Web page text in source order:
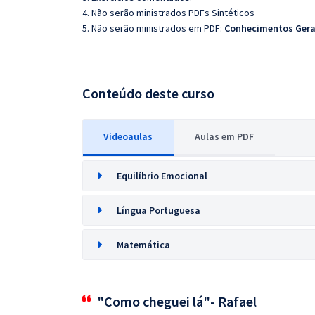
4. Não serão ministrados PDFs Sintéticos
5. Não serão ministrados em PDF: Conhecimentos
Conteúdo deste curso
Videoaulas Aulas em PDF
Equilíbrio Emocional
Língua Portuguesa
Matemática
"Como cheguei lá"- Rafael